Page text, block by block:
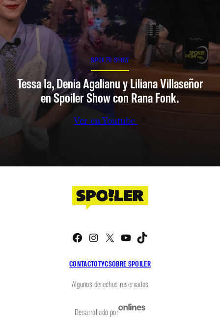
SPOILER SHOW
Tessa Ia, Denia Agalianu y Liliana Villaseñor
en Spoiler Show con Rana Fonk.
Ver en Youtube
CONTACTOTYCSOBRE SPOILER
Facebook
Instagram
X YouTube
Algunos derechos reservados
Desarrollado por